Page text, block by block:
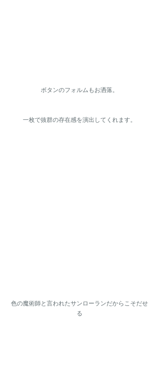
ボタンのフォルムもお洒落。
一枚で抜群の存在感を演出してくれます。
色の魔術師と言われたサンローランだからこそだせ
る